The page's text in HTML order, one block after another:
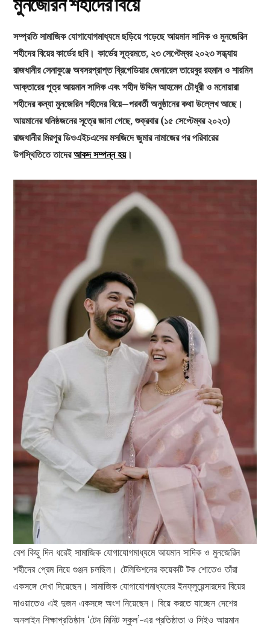
সম্প্রতি সামাজিক যোগাযোগমাধ্যমে ছড়িয়ে পড়েছে আয়মান সাদিক ও মুনজেরিন
শহীদের বিয়ের কার্ডের ছবি। কার্ডের সূত্রমতে, ২৩ সেপ্টেম্বর ২০২৩ সন্ধ্যায়
রাজধানীর সেনাকুঞ্জে অবসরপ্রাপ্ত ব্রিগেডিয়ার জেনারেল তায়েবুর রহমান ও শারমিন
আক্তারের পুত্র আয়মান সাদিক এবং শহীদ উদ্দিন আহমেদ চৌধুরী ও মনোয়ারা
শহীদের কন্যা মুনজেরিন শহীদের বিয়ে–পরবর্তী অনুষ্ঠানের কথা উল্লেখ আছে।
আয়মানের ঘনিষ্ঠজনের সূত্রে জানা গেছে, শুক্রবার (১৫ সেপ্টেম্বর ২০২৩)
রাজধানীর মিরপুর ডিওএইচএসের মসজিদে জুমার নামাজের পর পরিবারের
উপস্থিতিতে তাদেরআকদ সম্পন্ন হয়।
বেশ কিছু দিন ধরেই সামাজিক যোগাযোগমাধ্যমে আয়মান সাদিক ও মুনজেরিন
শহীদের প্রেম নিয়ে গুঞ্জন চলছিল। টেলিভিশনের কয়েকটি টক শোতেও তাঁরা
একসঙ্গে দেখা দিয়েছেন। সামাজিক যোগাযোগমাধ্যমের ইনফ্লুয়েন্সারদের বিয়ের
দাওয়াতেও এই দুজন একসঙ্গে অংশ নিয়েছেন। বিয়ে করতে যাচ্ছেন দেশের
অনলাইন শিক্ষাপ্রতিষ্ঠান ‘টেন মিনিট স্কুল’-এর প্রতিষ্ঠাতা ও সিইও আয়মান